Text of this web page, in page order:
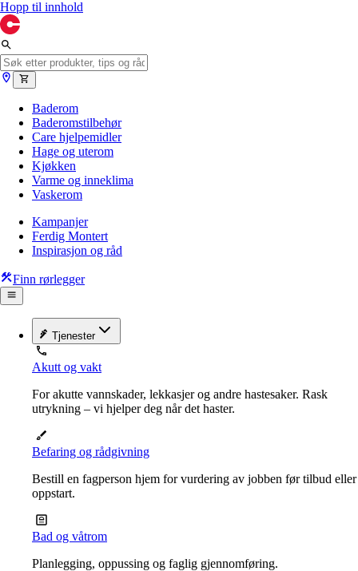
Hopp til innhold
Baderom
Baderomstilbehør
Care hjelpemidler
Hage og uterom
Kjøkken
Varme og inneklima
Vaskerom
Kampanjer
Ferdig Montert
Inspirasjon og råd
Finn rørlegger
Tjenester
Akutt og vakt
For akutte vannskader, lekkasjer og andre hastesaker. Rask
utrykning – vi hjelper deg når det haster.
Befaring og rådgivning
Bestill en fagperson hjem for vurdering av jobben før tilbud eller
oppstart.
Bad og våtrom
Planlegging, oppussing og faglig gjennomføring.